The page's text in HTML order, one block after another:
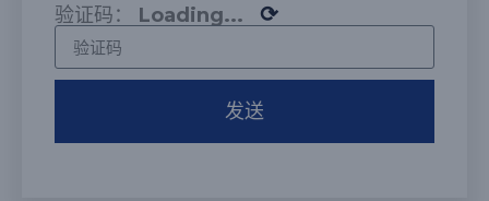
验证码： Loading... ⟳
发送